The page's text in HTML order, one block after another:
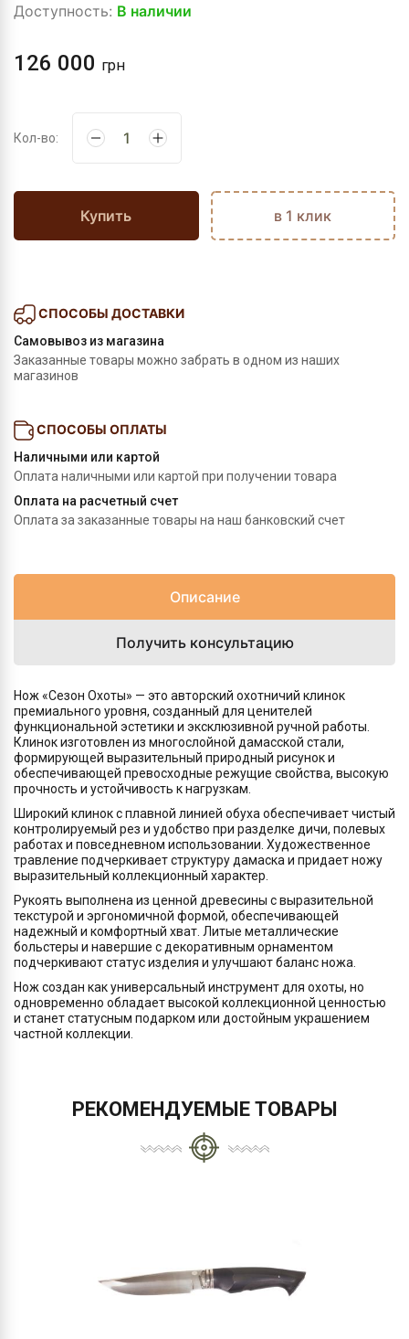
Доступность: В наличии
126 000 грн
Кол-во:
Купить в 1 клик
СПОСОБЫ ДОСТАВКИ
Самовывоз из магазина
Заказанные товары можно забрать в одном из наших
магазинов
СПОСОБЫ ОПЛАТЫ
Наличными или картой
Оплата наличными или картой при получении товара
Оплата на расчетный счет
Оплата за заказанные товары на наш банковский счет
Описание
Получить консультацию
Нож «Сезон Охоты» — это авторский охотничий клинок
премиального уровня, созданный для ценителей
функциональной эстетики и эксклюзивной ручной работы.
Клинок изготовлен из многослойной дамасской стали,
формирующей выразительный природный рисунок и
обеспечивающей превосходные режущие свойства, высокую
прочность и устойчивость к нагрузкам.
Широкий клинок с плавной линией обуха обеспечивает чистый
контролируемый рез и удобство при разделке дичи, полевых
работах и повседневном использовании. Художественное
травление подчеркивает структуру дамаска и придает ножу
выразительный коллекционный характер.
Рукоять выполнена из ценной древесины с выразительной
текстурой и эргономичной формой, обеспечивающей
надежный и комфортный хват. Литые металлические
больстеры и навершие с декоративным орнаментом
подчеркивают статус изделия и улучшают баланс ножа.
Нож создан как универсальный инструмент для охоты, но
одновременно обладает высокой коллекционной ценностью
и станет статусным подарком или достойным украшением
частной коллекции.
РЕКОМЕНДУЕМЫЕ ТОВАРЫ